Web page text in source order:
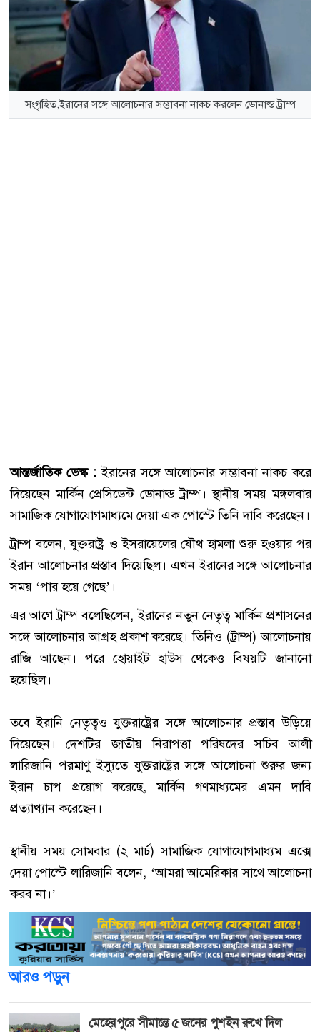
সংগৃহিত,ইরানের সঙ্গে আলোচনার সম্ভাবনা নাকচ করলেন ডোনাল্ড ট্রাম্প
আন্তর্জাতিক ডেস্ক :ইরানের সঙ্গে আলোচনার সম্ভাবনা নাকচ করে
দিয়েছেন মার্কিন প্রেসিডেন্ট ডোনাল্ড ট্রাম্প। স্থানীয় সময় মঙ্গলবার
সামাজিক যোগাযোগমাধ্যমে দেয়া এক পোস্টে তিনি দাবি করেছেন।
ট্রাম্প বলেন, যুক্তরাষ্ট্র ও ইসরায়েলের যৌথ হামলা শুরু হওয়ার পর
ইরান আলোচনার প্রস্তাব দিয়েছিল। এখন ইরানের সঙ্গে আলোচনার
সময় ‘পার হয়ে গেছে’।
এর আগে ট্রাম্প বলেছিলেন, ইরানের নতুন নেতৃত্ব মার্কিন প্রশাসনের
সঙ্গে আলোচনার আগ্রহ প্রকাশ করেছে। তিনিও (ট্রাম্প) আলোচনায়
রাজি আছেন। পরে হোয়াইট হাউস থেকেও বিষয়টি জানানো
হয়েছিল।
তবে ইরানি নেতৃত্বও যুক্তরাষ্ট্রের সঙ্গে আলোচনার প্রস্তাব উড়িয়ে
দিয়েছেন। দেশটির জাতীয় নিরাপত্তা পরিষদের সচিব আলী
লারিজানি পরমাণু ইস্যুতে যুক্তরাষ্ট্রের সঙ্গে আলোচনা শুরুর জন্য
ইরান চাপ প্রয়োগ করেছে, মার্কিন গণমাধ্যমের এমন দাবি
প্রত্যাখ্যান করেছেন।
স্থানীয় সময় সোমবার (২ মার্চ) সামাজিক যোগাযোগমাধ্যম এক্সে
দেয়া পোস্টে লারিজানি বলেন, ‘আমরা আমেরিকার সাথে আলোচনা
করব না।’
আরও পড়ুন
মেহেরপুরে সীমান্তে ৫ জনের পুশইন রুখে দিল